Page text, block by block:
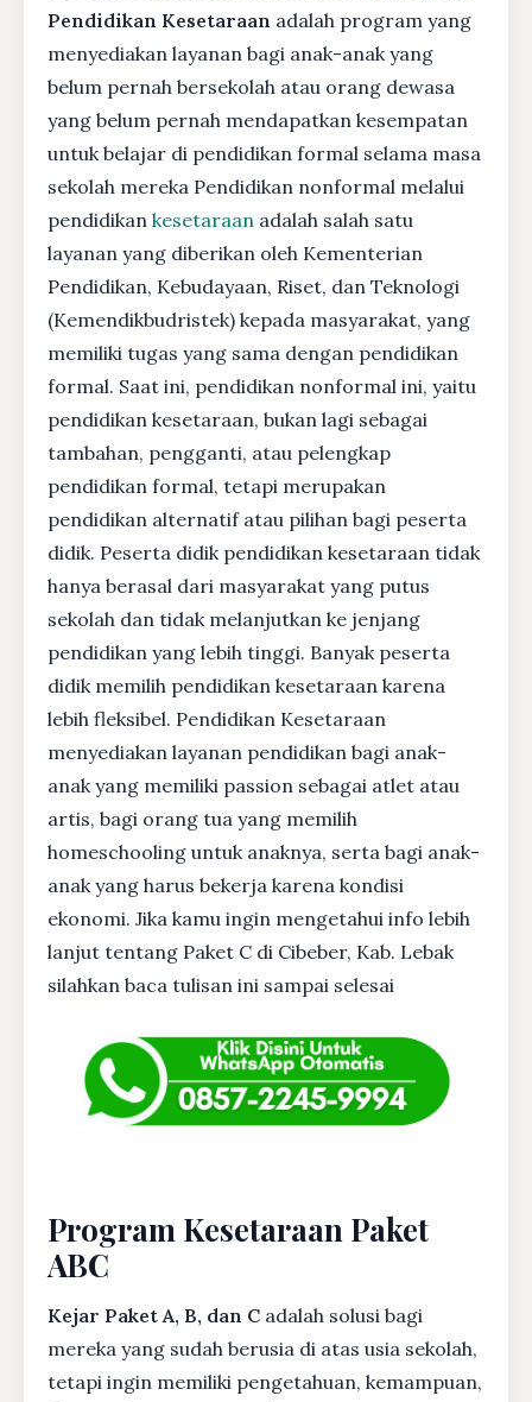
Pendidikan Kesetaraan adalah program yang
menyediakan layanan bagi anak-anak yang
belum pernah bersekolah atau orang dewasa
yang belum pernah mendapatkan kesempatan
untuk belajar di pendidikan formal selama masa
sekolah mereka Pendidikan nonformal melalui
pendidikan kesetaraan adalah salah satu
layanan yang diberikan oleh Kementerian
Pendidikan, Kebudayaan, Riset, dan Teknologi
(Kemendikbudristek) kepada masyarakat, yang
memiliki tugas yang sama dengan pendidikan
formal. Saat ini, pendidikan nonformal ini, yaitu
pendidikan kesetaraan, bukan lagi sebagai
tambahan, pengganti, atau pelengkap
pendidikan formal, tetapi merupakan
pendidikan alternatif atau pilihan bagi peserta
didik. Peserta didik pendidikan kesetaraan tidak
hanya berasal dari masyarakat yang putus
sekolah dan tidak melanjutkan ke jenjang
pendidikan yang lebih tinggi. Banyak peserta
didik memilih pendidikan kesetaraan karena
lebih fleksibel. Pendidikan Kesetaraan
menyediakan layanan pendidikan bagi anak-
anak yang memiliki passion sebagai atlet atau
artis, bagi orang tua yang memilih
homeschooling untuk anaknya, serta bagi anak-
anak yang harus bekerja karena kondisi
ekonomi. Jika kamu ingin mengetahui info lebih
lanjut tentang Paket C di Cibeber, Kab. Lebak
silahkan baca tulisan ini sampai selesai
Program Kesetaraan Paket
ABC
Kejar Paket A, B, dan C adalah solusi bagi
mereka yang sudah berusia di atas usia sekolah,
tetapi ingin memiliki pengetahuan, kemampuan,